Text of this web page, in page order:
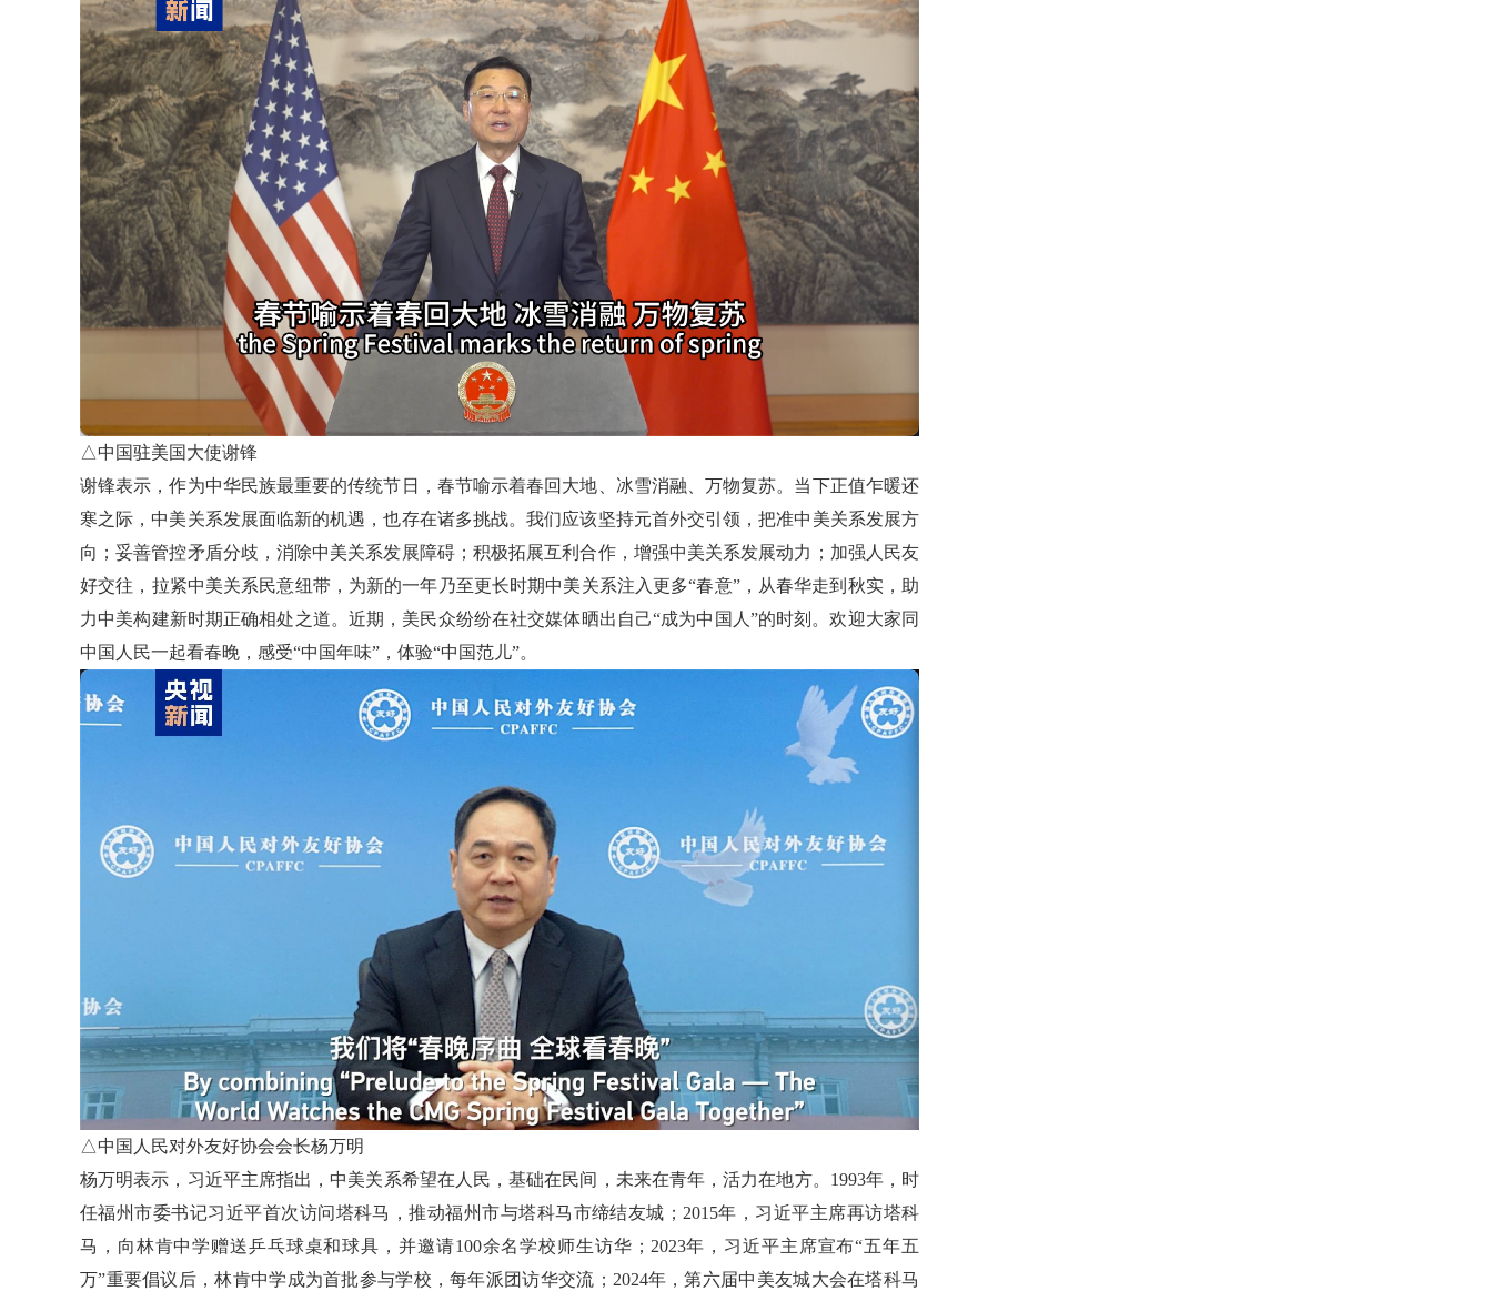
△中国驻美国大使谢锋
谢锋表示，作为中华民族最重要的传统节日，春节喻示着春回大地、冰雪消融、万物复苏。当下正值乍暖还
寒之际，中美关系发展面临新的机遇，也存在诸多挑战。我们应该坚持元首外交引领，把准中美关系发展方
向；妥善管控矛盾分歧，消除中美关系发展障碍；积极拓展互利合作，增强中美关系发展动力；加强人民友
好交往，拉紧中美关系民意纽带，为新的一年乃至更长时期中美关系注入更多“春意”，从春华走到秋实，助
力中美构建新时期正确相处之道。近期，美民众纷纷在社交媒体晒出自己“成为中国人”的时刻。欢迎大家同
中国人民一起看春晚，感受“中国年味”，体验“中国范儿”。
△中国人民对外友好协会会长杨万明
杨万明表示，习近平主席指出，中美关系希望在人民，基础在民间，未来在青年，活力在地方。1993年，时
任福州市委书记习近平首次访问塔科马，推动福州市与塔科马市缔结友城；2015年，习近平主席再访塔科
马，向林肯中学赠送乒乓球桌和球具，并邀请100余名学校师生访华；2023年，习近平主席宣布“五年五
万”重要倡议后，林肯中学成为首批参与学校，每年派团访华交流；2024年，第六届中美友城大会在塔科马